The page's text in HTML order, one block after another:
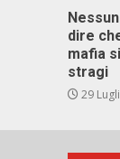
dire
mafia
stragi
29